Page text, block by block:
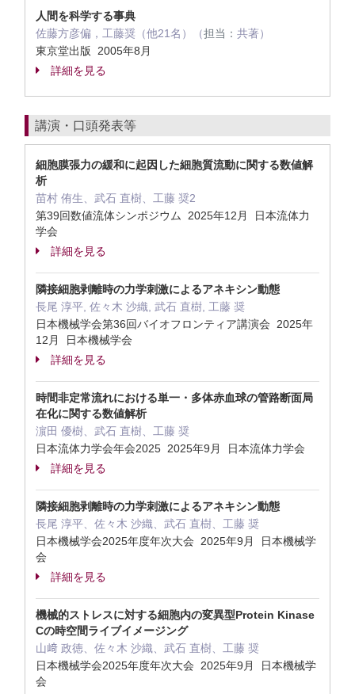
人間を科学する事典
佐藤方彦偏，工藤奨（他21名）（担当： 共著）
東京堂出版 2005年8月
詳細を見る
講演・口頭発表等
細胞膜張力の緩和に起因した細胞質流動に関する数値解
析
苗村 侑生、武石 直樹、工藤 奨2
第39回数値流体シンポジウム 2025年12月 日本流体力
学会
詳細を見る
隣接細胞剥離時の力学刺激によるアネキシン動態
長尾 淳平, 佐々木 沙織, 武石 直樹, 工藤 奨
日本機械学会第36回バイオフロンティア講演会 2025年
12月 日本機械学会
詳細を見る
時間非定常流れにおける単一・多体赤血球の管路断面局
在化に関する数値解析
濵田 優樹、武石 直樹、工藤 奨
日本流体力学会年会2025 2025年9月 日本流体力学会
詳細を見る
隣接細胞剥離時の力学刺激によるアネキシン動態
長尾 淳平、佐々木 沙織、武石 直樹、工藤 奨
日本機械学会2025年度年次大会 2025年9月 日本機械学
会
詳細を見る
機械的ストレスに対する細胞内の変異型Protein Kinase
Cの時空間ライブイメージング
山﨑 政徳、佐々木 沙織、武石 直樹、工藤 奨
日本機械学会2025年度年次大会 2025年9月 日本機械学
会